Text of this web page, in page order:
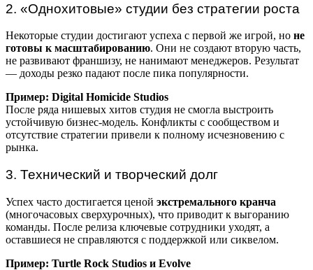
2. «Однохитовые» студии без стратегии роста
Некоторые студии достигают успеха с первой же игрой, но не
готовы к масштабированию. Они не создают вторую часть,
не развивают франшизу, не нанимают менеджеров. Результат
— доходы резко падают после пика популярности.
Пример: Digital Homicide Studios
После ряда нишевых хитов студия не смогла выстроить
устойчивую бизнес-модель. Конфликты с сообществом и
отсутствие стратегии привели к полному исчезновению с
рынка.
3. Технический и творческий долг
Успех часто достигается ценой экстремального кранча
(многочасовых сверхурочных), что приводит к выгоранию
команды. После релиза ключевые сотрудники уходят, а
оставшиеся не справляются с поддержкой или сиквелом.
Пример: Turtle Rock Studios и Evolve